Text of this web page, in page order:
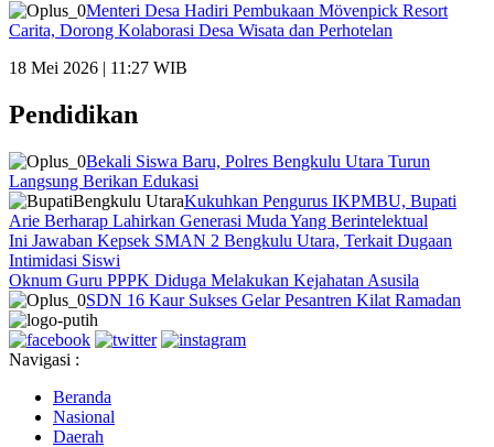
Menteri Desa Hadiri Pembukaan Mövenpick Resort
Carita, Dorong Kolaborasi Desa Wisata dan Perhotelan
18 Mei 2026 | 11:27 WIB
Pendidikan
Bekali Siswa Baru, Polres Bengkulu Utara Turun
Langsung Berikan Edukasi
Kukuhkan Pengurus IKPMBU, Bupati
Arie Berharap Lahirkan Generasi Muda Yang Berintelektual
Ini Jawaban Kepsek SMAN 2 Bengkulu Utara, Terkait Dugaan
Intimidasi Siswi
Oknum Guru PPPK Diduga Melakukan Kejahatan Asusila
SDN 16 Kaur Sukses Gelar Pesantren Kilat Ramadan
Navigasi :
Beranda
Nasional
Daerah